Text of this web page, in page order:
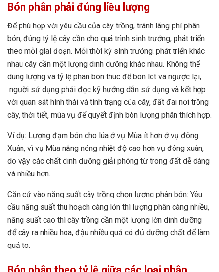
Bón phân phải đúng liều lượng
Để phù hợp với yêu cầu của cây trồng, tránh lãng phí phân
bón, đúng tỷ lệ cây cần cho quá trình sinh trưởng, phát triển
theo mỗi giai đoạn. Mỗi thời kỳ sinh trưởng, phát triển khác
nhau cây cần một lượng dinh dưỡng khác nhau. Không thể
dùng lượng và tỷ lệ phân bón thúc để bón lót và ngược lại,
người sử dụng phải đọc kỹ hướng dẫn sử dụng và kết hợp
với quan sát hình thái và tình trạng của cây, đất đai nơi trồng
cây, thời tiết, mùa vụ để quyết định bón lượng phân thích hợp.
Ví dụ: Lượng đạm bón cho lúa ở vụ Mùa ít hơn ở vụ đông
Xuân, vì vụ Mùa nắng nóng nhiệt độ cao hơn vụ đông xuân,
do vậy các chất dinh dưỡng giải phóng từ trong đất dễ dàng
và nhiều hơn.
Căn cứ vào năng suất cây trồng chọn lượng phân bón: Yêu
cầu năng suất thu hoạch càng lớn thì lượng phân càng nhiều,
năng suất cao thì cây trồng cần một lượng lớn dinh dưỡng
để cây ra nhiều hoa, đậu nhiều quả có đủ dưỡng chất để làm
quả to.